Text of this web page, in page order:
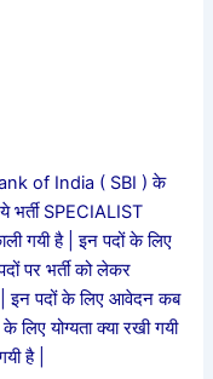
of India ( SBI ) के
भर्ती SPECIALIST
गयी है | इन पदों के लिए
पर भर्ती को लेकर
| इन पदों के लिए आवेदन कब
योग्यता क्या रखी गयी
है |